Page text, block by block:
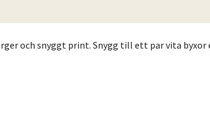
och snyggt print. Snygg till ett par vita byxor